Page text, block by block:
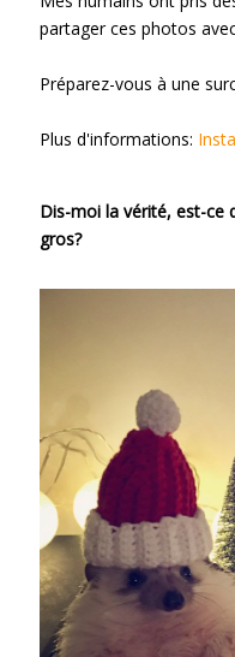
partager ces photos
Préparez-vous à une
Plus d'informations:
Dis-moi la vérité, est-ce
gros?